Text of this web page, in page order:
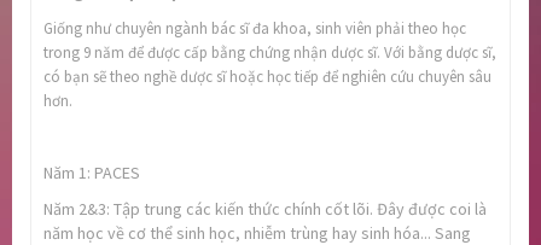
Giống như chuyên ngành bác sĩ đa khoa, sinh viên phải theo học
trong 9 năm để được cấp bằng chứng nhận dược sĩ. Với bằng dược sĩ,
có bạn sẽ theo nghề dược sĩ hoặc học tiếp để nghiên cứu chuyên sâu
hơn.
Năm 1: PACES
Năm 2&3: Tập trung các kiến thức chính cốt lõi. Đây được coi là
năm học về cơ thể sinh học, nhiễm trùng hay sinh hóa... Sang